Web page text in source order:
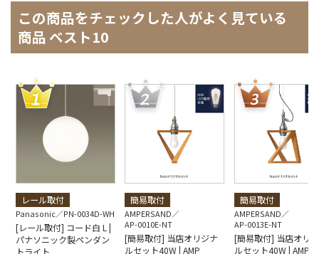
この商品をチェックした人がよく見ている
商品 ベスト10
レール取付
Panasonic PN-0034D-WH
[レール取付] コード白 L |
パナソニック製ペンダン
トライト
簡易取付
AMPERSAND
AP-0010E-NT
[簡易取付] 当店オリジナ
ルセット40W | AMP
簡易取付
AMPERSAND
AP-0013E-NT
[簡易取付] 当店オリ
ルセット40W | AMP